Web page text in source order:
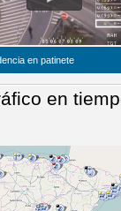
en patinete
en